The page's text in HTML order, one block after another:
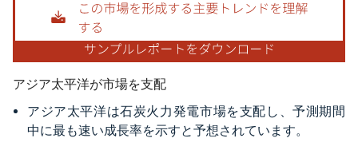
アジア太平洋が市場を支配
アジア太平洋は石炭火力発電市場を支配し、予測期間
中に最も速い成長率を示すと予想されています。